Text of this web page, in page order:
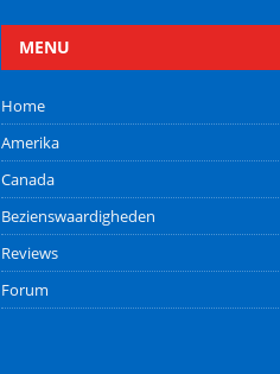
MENU
Home
Amerika
Canada
Bezienswaardigheden
Reviews
Forum